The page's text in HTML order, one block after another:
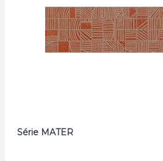
Série MATER